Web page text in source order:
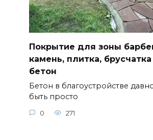
Покрытие для зоны
камень, плитка,
бетон
Бетон в благоустройстве
быть просто
0 271